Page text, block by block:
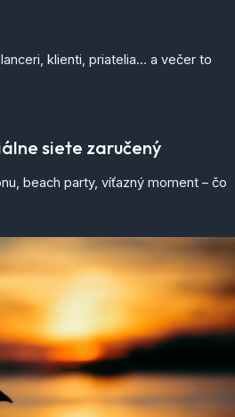
klienti, priatelia… a večer to
siete zaručený
beach party, víťazný moment – čo